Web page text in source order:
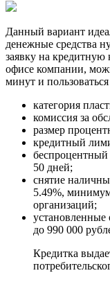
Данный вариант
денежные средства
заявку на кредитную
офисе компании,
минут и
категория
комиссия за
размер
кредитный
50 дней;
снятие
5.49%,
организаций;
установленные
до 990 000
Кредитка